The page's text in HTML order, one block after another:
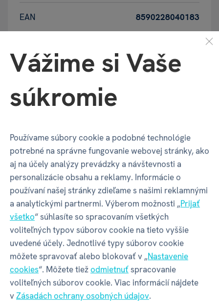
EAN 8590228040183
Šírka balenia 68 mm
Hĺbka balenia 68 mm
Výška balenia
Váha balenia 153 g
GPSR - Výrobca
Vážime si Vaše
súkromie
Používame súbory cookie a podobné technológie
potrebné na správne fungovanie webovej stránky, ako
aj na účely analýzy prevádzky a návštevnosti a
personalizácie obsahu a reklamy. Informácie o
používaní našej stránky zdieľame s našimi reklamnými
a analytickými partnermi. Výberom možnosti „Prijať
všetko“ súhlasíte so spracovaním všetkých
voliteľných typov súborov cookie na tieto vyššie
uvedené účely. Jednotlivé typy súborov cookie
môžete spravovať alebo blokovať v „Nastavenie
cookies“. Môžete tiežodmietnuťspracovanie
voliteľných súborov cookie. Viac informácií nájdete
vZásadách ochrany osobných údajov.